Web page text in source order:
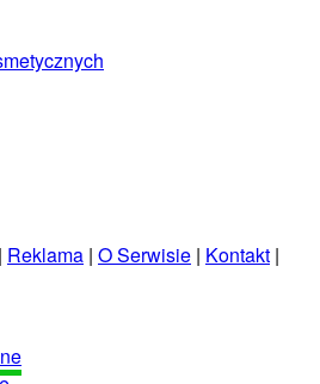
| Reklama | O Serwisie | Kontakt |